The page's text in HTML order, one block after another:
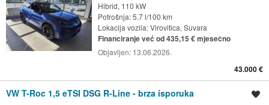
Hibrid, 110 kW
Potrošnja: 5.7 l/100 km
Lokacija vozila:Virovitica, Suvara
Financiranje već od 435,15 € mjesečno
Objavljen: 13.06.2026.
43.000 €
VW T-Roc 1,5 eTSI DSG R-Line - brza isporuka